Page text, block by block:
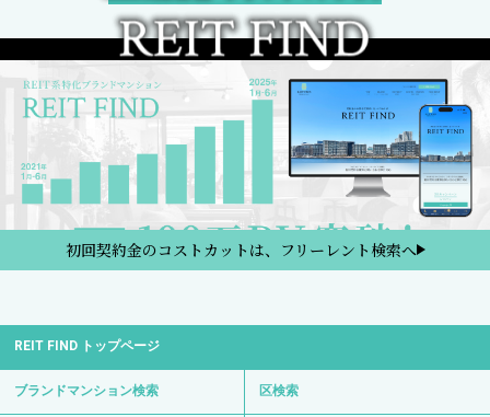
初回契約金のコストカットは、フリーレント検索へ
REIT FIND トップページ
ブランドマンション検索 区検索